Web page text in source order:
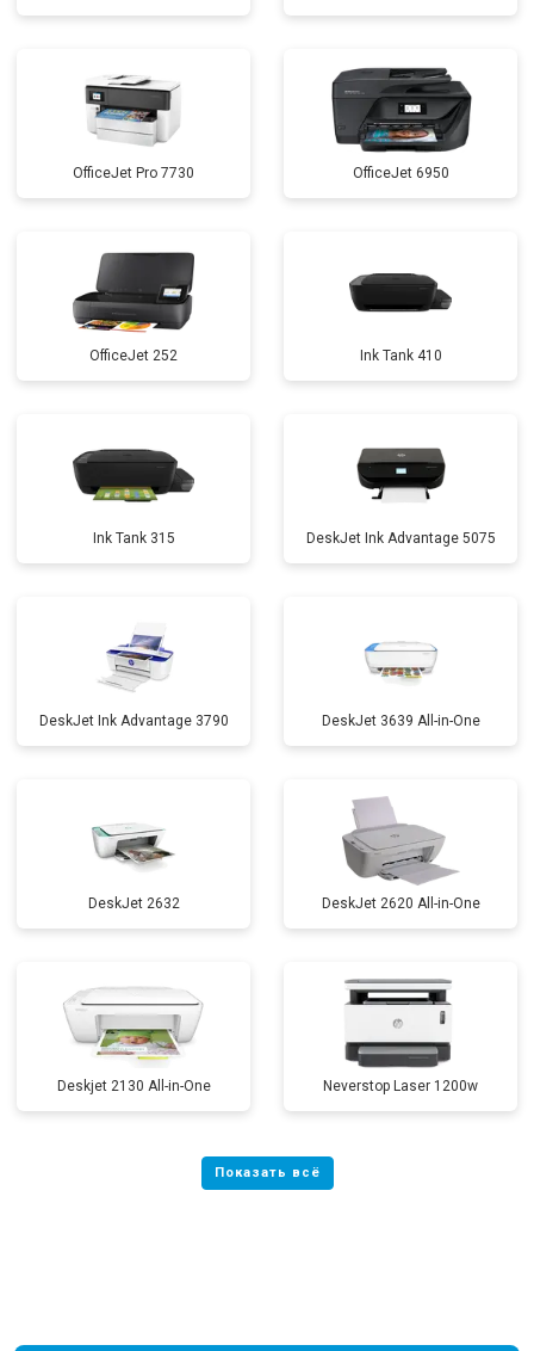
OfficeJet Pro 7730 OfficeJet 6950
OfficeJet 252 Ink Tank 410
Ink Tank 315 DeskJet Ink Advantage 5075
DeskJet Ink Advantage 3790 DeskJet 3639 All-in-One
DeskJet 2632 DeskJet 2620 All-in-One
Deskjet 2130 All-in-One Neverstop Laser 1200w